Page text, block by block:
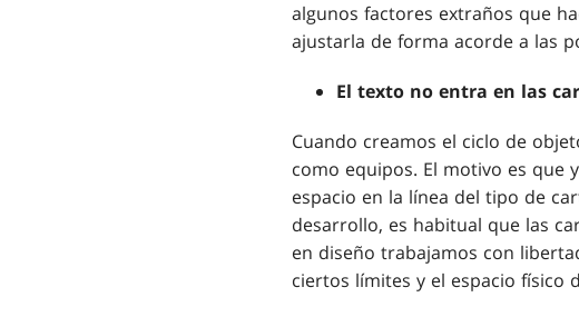
algunos factores extraños que
ajustarla de forma acorde a las
El texto no entra en las
Cuando creamos el ciclo de
como equipos. El motivo es que
espacio en la línea del tipo de
desarrollo, es habitual que las
en diseño trabajamos con
ciertos límites y el espacio físico